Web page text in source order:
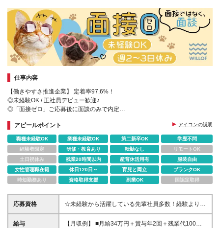
仕事内容
【働きやすさ推進企業】 定着率97.6%！
◎未経験OK / 正社員デビュー歓迎♪
◎「面接ゼロ」ご応募後に面談のみで内定
★賞与年2回
★産育休取得実績ほぼ100%
★豊富なキャリアパス
アピールポイント アイコンの説明
職種未経験OK 業種未経験OK 第二新卒OK
学歴不問
経験者限定
研修・教育あり 転勤なし
リモートOK
土日祝休み
残業20時間以内 産育休活用有
服装自由
女性管理職在籍
休日120日～ 育児と両立
ブランクOK
時短勤務あり
資格取得支援 副業OK 国認定取得
応募資格
☆未経験から活躍している先輩社員多数！経験よりも
意欲や人物重視で選考します！ ◆業種・職種未経験
歓迎 ◆第二新卒も歓迎 ◆学歴不問 ≪こんな方を求め
給与
【月収例】 ■月給34万円＋賞与年2回＋残業代100%